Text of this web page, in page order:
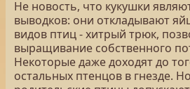
Не новость, что кукушки
выводков: они откладывают
видов птиц - хитрый трюк,
выращивание собственного
Некоторые даже доходят до
остальных птенцов в гнезде.